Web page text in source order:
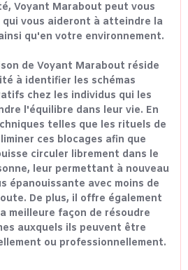
Voyant Marabout peut vous
vous aideront à atteindre la
qu'en votre environnement.
de Voyant Marabout réside
à identifier les schémas
chez les individus qui les
l'équilibre dans leur vie. En
telles que les rituels de
ces blocages afin que
circuler librement dans le
leur permettant à nouveau
épanouissante avec moins de
De plus, il offre également
meilleure façon de résoudre
auxquels ils peuvent être
ou professionnellement.